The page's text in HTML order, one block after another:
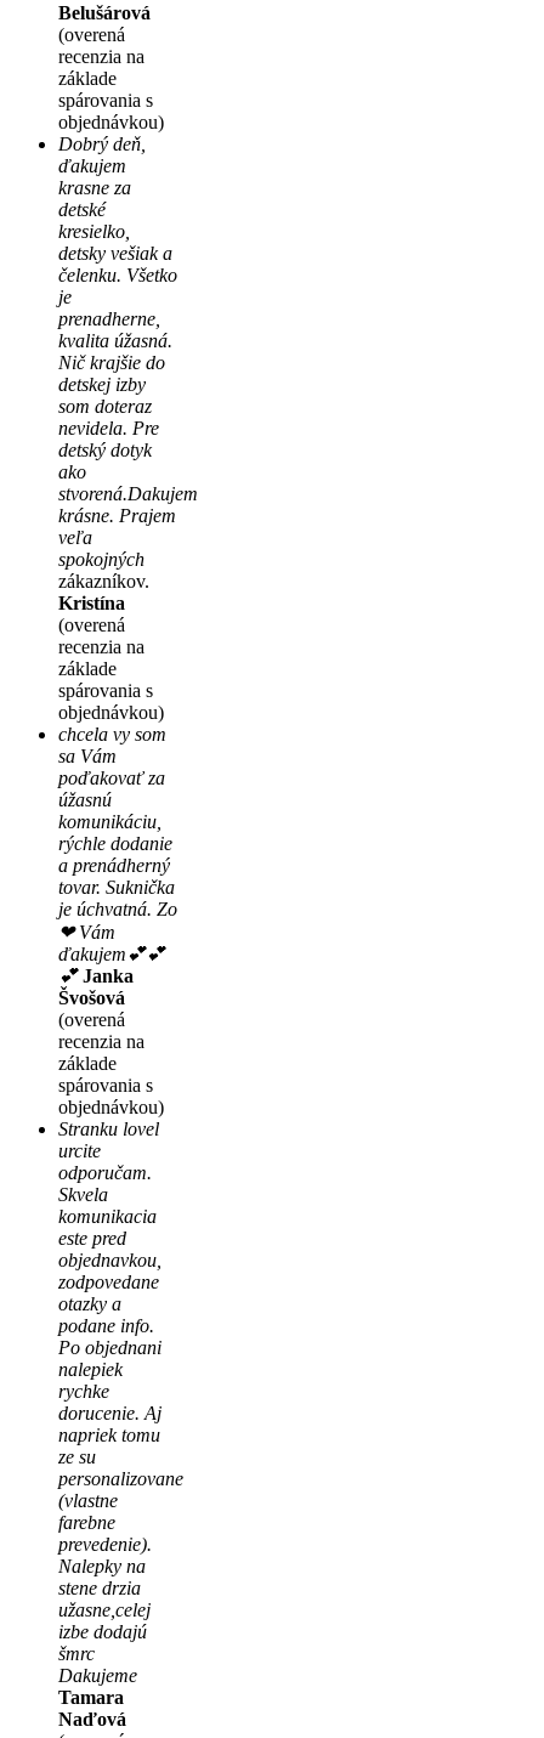
Belušárová
(overená
recenzia na
základe
spárovania s
objednávkou)
Dobrý deň,
ďakujem
krasne za
detské
kresielko,
detsky vešiak a
čelenku. Všetko
je
prenadherne,
kvalita úžasná.
Nič krajšie do
detskej izby
som doteraz
nevidela. Pre
detský dotyk
ako
stvorená.Dakujem
krásne. Prajem
veľa
spokojných
zákazníkov.
Kristína
(overená
recenzia na
základe
spárovania s
objednávkou)
chcela vy som
sa Vám
poďakovať za
úžasnú
komunikáciu,
rýchle dodanie
a prenádherný
tovar. Suknička
je úchvatná. Zo
❤ Vám
ďakujem💕💕
💕 Janka
Švošová
(overená
recenzia na
základe
spárovania s
objednávkou)
Stranku lovel
urcite
odporučam.
Skvela
komunikacia
este pred
objednavkou,
zodpovedane
otazky a
podane info.
Po objednani
nalepiek
rychke
dorucenie. Aj
napriek tomu
ze su
personalizovane
(vlastne
farebne
prevedenie).
Nalepky na
stene drzia
užasne,celej
izbe dodajú
šmrc
Dakujeme
Tamara
Naďová